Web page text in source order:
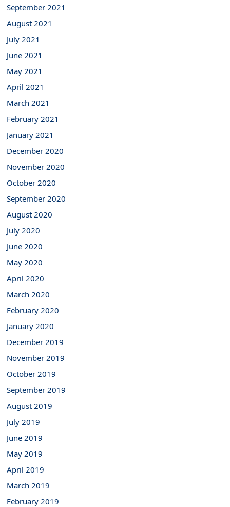
September 2021
August 2021
July 2021
June 2021
May 2021
April 2021
March 2021
February 2021
January 2021
December 2020
November 2020
October 2020
September 2020
August 2020
July 2020
June 2020
May 2020
April 2020
March 2020
February 2020
January 2020
December 2019
November 2019
October 2019
September 2019
August 2019
July 2019
June 2019
May 2019
April 2019
March 2019
February 2019